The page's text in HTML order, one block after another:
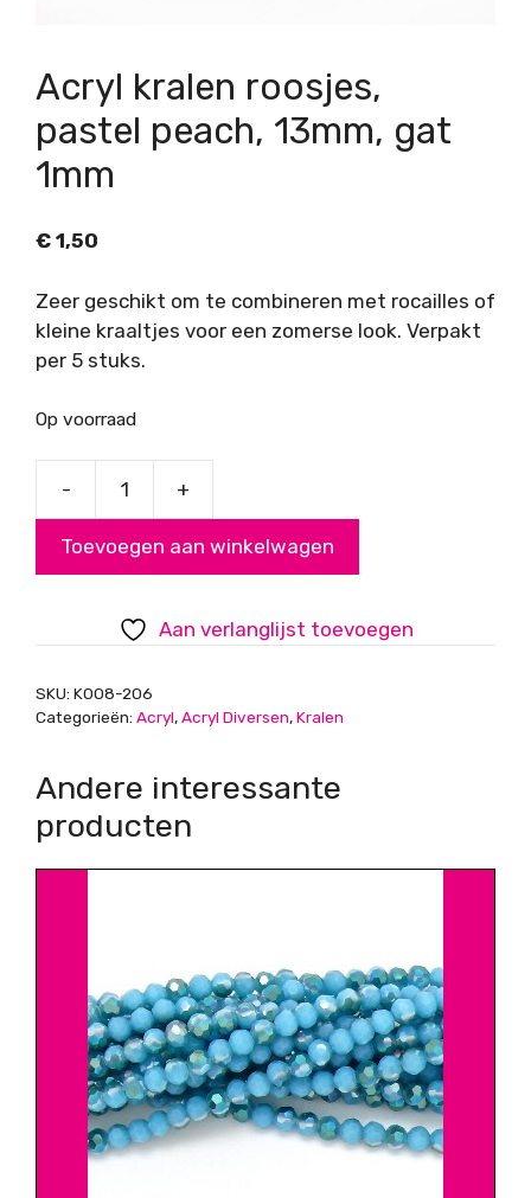
Acryl kralen roosjes,
pastel peach, 13mm, gat
1mm
€ 1,50
Zeer geschikt om te combineren met rocailles of
kleine kraaltjes voor een zomerse look. Verpakt
per 5 stuks.
Op voorraad
-
roosjes,
peach,
13mm,
1mm
+
Toevoegen aan winkelwagen
Aan verlanglijst toevoegen
SKU: K008-206
Categorieën: Acryl,Acryl Diversen,Kralen
Andere interessante
producten